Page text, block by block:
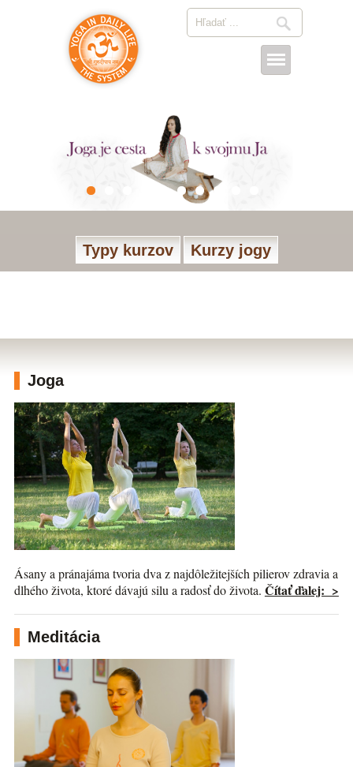
Typy kurzov Kurzy jogy
Joga
Ásany a pránajáma tvoria dva z najdôležitejších pilierov zdravia a
dlhého života, ktoré dávajú silu a radosť do života. Čítať ďalej: >
Meditácia